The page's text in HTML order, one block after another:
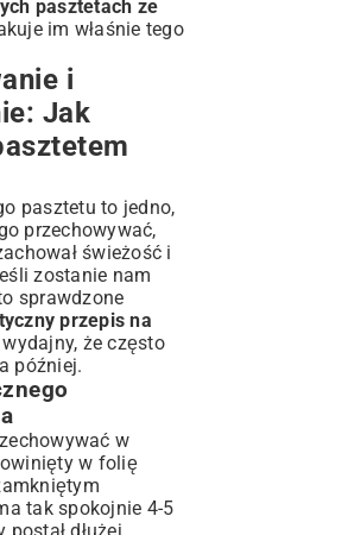
pasztetach ze
im właśnie tego
i
Jak
pasztetu to jedno,
przechowywać,
świeżość i
zostanie nam
sprawdzone
przepis na
że często
później.
w
w folię
tak spokojnie 4-5